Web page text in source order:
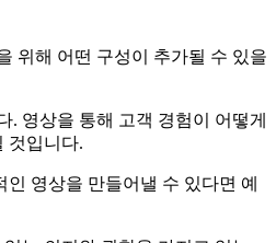
위해 어떤 구성이 추가될 수 있을
영상을 통해 고객 경험이 어떻게
것입니다.
영상을 만들어낼 수 있다면 예